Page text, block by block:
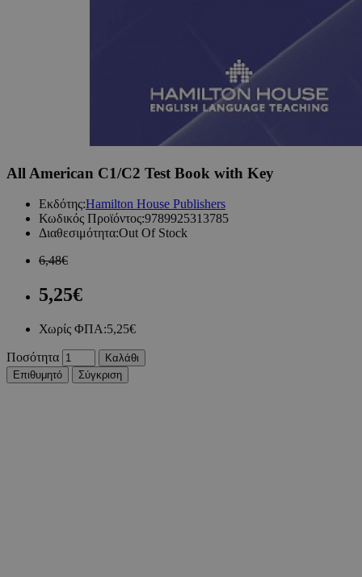
All American C1/C2 Test Book with Key
Εκδότης:Hamilton House Publishers
Κωδικός Προϊόντος:9789925313785
Διαθεσιμότητα:Out Of Stock
6,48€
5,25€
Χωρίς ΦΠΑ:5,25€
Ποσότητα
Καλάθι
Επιθυμητό
Σύγκριση